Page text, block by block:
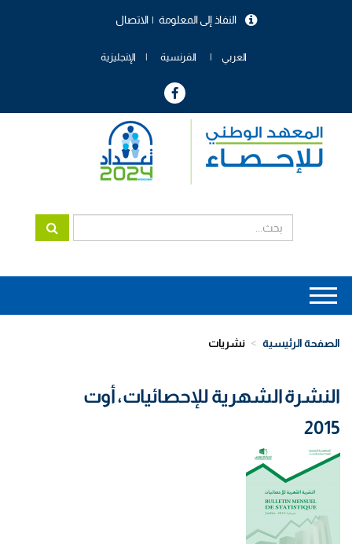
الاتصال النفاذ إلى المعلومة
العربي الفرنسية الإنجليزية
Main
navigation
الصفحة الرئيسية نشريات
النشرة الشهرية للإحصائيات، أوت
2015